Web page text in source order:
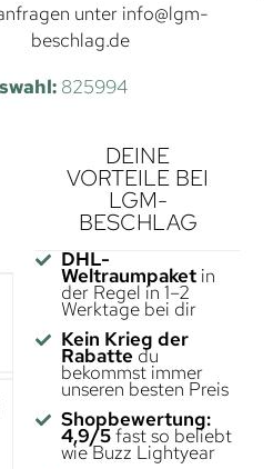
unter info@lgm-
beschlag.de
825994
DEINE
VORTEILE BEI
LGM-
BESCHLAG
DHL-
Weltraumpaketin
der Regel in 1–2
Werktage bei dir
Kein Krieg der
Rabatte du
bekommst immer
unseren besten Preis
Shopbewertung:
4,9/5fast so beliebt
wie Buzz Lightyear